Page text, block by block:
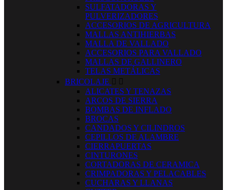
SULFATADORAS Y
PULVERIZADORES
ACCESORIOS DE AGRICULTURA
MALLAS ANTIHIERBAS
MALLA DE VALLADO
ACCESORIOS PARA VALLADO
MALLAS DE GALLINERO
TELAS METÁLICAS
BRICOLAJE  
ALICATES Y TENAZAS
ARCOS DE SIERRA
BOMBAS DE INFLADO
BROCAS
CANDADOS Y CILINDROS
CEPILLOS DE ALAMBRE
CIERRAPUERTAS
CINTURONES
CORTADORAS DE CERAMICA
CRIMPADORAS Y PELACABLES
CUCHARAS Y LLANAS